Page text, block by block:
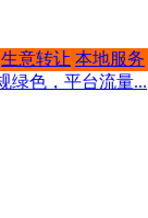
生意转让 本地服务
绿色，平台流量...